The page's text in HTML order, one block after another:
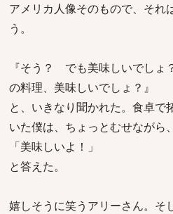
アメリカ人像そのもので、それ
う。
『そう？ でも美味しいでし
の料理、美味しいでしょ？』
と、いきなり聞かれた。食卓で
いた僕は、ちょっとむせながら、
「美味しいよ！」
と答えた。
嬉しそうに笑うアリーさん。そ